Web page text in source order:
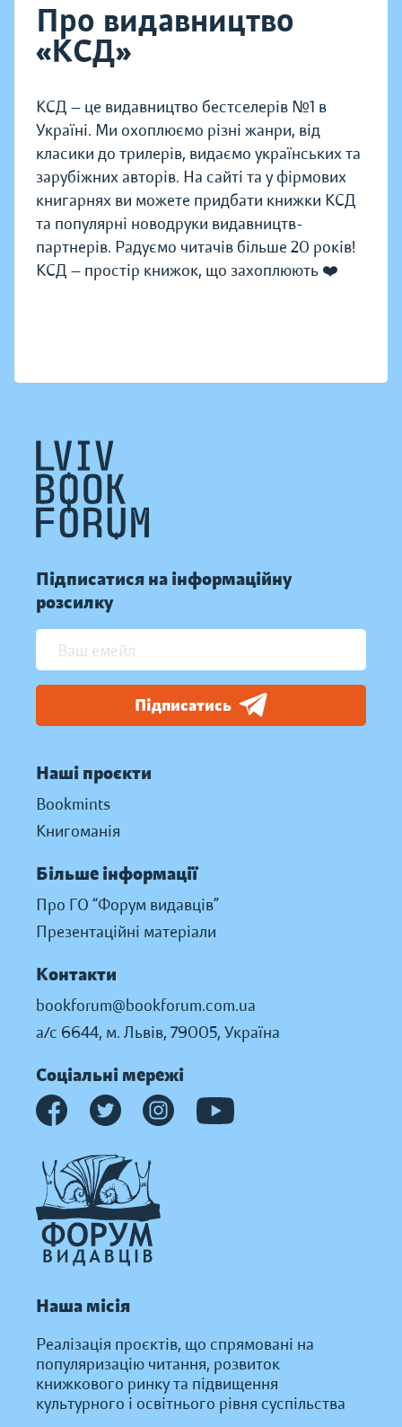
Про видавництво
«КСД»
КСД — це видавництво бестселерів №1 в
Україні. Ми охоплюємо різні жанри, від
класики до трилерів, видаємо українських та
зарубіжних авторів. На сайті та у фірмових
книгарнях ви можете придбати книжки КСД
та популярні новодруки видавництв-
партнерів. Радуємо читачів більше 20 років!
КСД — простір книжок, що захоплюють ❤️
Підписатися на інформаційну
розсилку
Підписатись
Наші проєкти
Bookmints
Книгоманія
Більше інформації
Про ГО “Форум видавців”
Презентаційні матеріали
Контакти
bookforum@bookforum.com.ua
а/с 6644, м. Львів, 79005, Україна
Соціальні мережі
Наша місія
Реалізація проєктів, що спрямовані на
популяризацію читання, розвиток
книжкового ринку та підвищення
культурного і освітнього рівня суспільства